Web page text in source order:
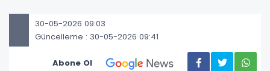
30-05-2026 09:03
Güncelleme : 30-05-2026 09:41
Abone Ol